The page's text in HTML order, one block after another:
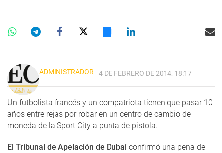
ADMINISTRADOR 4 DE FEBRERO DE 2014, 18:17
Un futbolista francés y un compatriota tienen que pasar 10
años entre rejas por robar en un centro de cambio de
moneda de la Sport City a punta de pistola.
El Tribunal de Apelación de Dubai confirmó una pena de